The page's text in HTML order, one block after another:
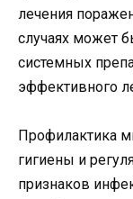
лечения
случаях может
системных
эффективного
Профилактика
гигиены и
признаков